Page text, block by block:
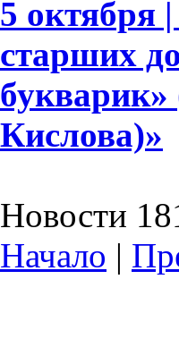
5 октября
старших
Кислова)»
Новости
Начало |